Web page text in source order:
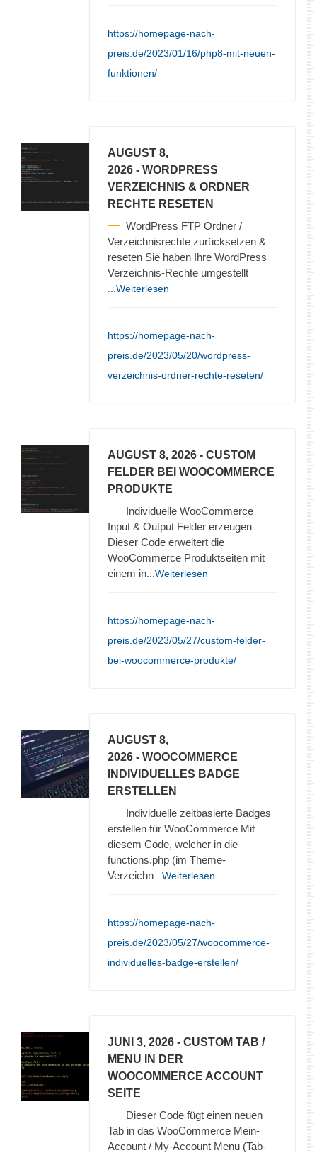
https://homepage-nach-
preis.de/2023/01/16/php8-mit-neuen-
funktionen/
AUGUST 8,
2026 - WORDPRESS
VERZEICHNIS & ORDNER
RECHTE RESETEN
WordPress FTP Ordner /
Verzeichnisrechte zurücksetzen &
reseten Sie haben Ihre WordPress
Verzeichnis-Rechte umgestellt
...Weiterlesen
https://homepage-nach-
preis.de/2023/05/20/wordpress-
verzeichnis-ordner-rechte-reseten/
AUGUST 8, 2026 - CUSTOM
FELDER BEI WOOCOMMERCE
PRODUKTE
Individuelle WooCommerce
Input & Output Felder erzeugen
Dieser Code erweitert die
WooCommerce Produktseiten mit
einem in ...Weiterlesen
https://homepage-nach-
preis.de/2023/05/27/custom-felder-
bei-woocommerce-produkte/
AUGUST 8,
2026 - WOOCOMMERCE
INDIVIDUELLES BADGE
ERSTELLEN
Individuelle zeitbasierte Badges
erstellen für WooCommerce Mit
diesem Code, welcher in die
functions.php (im Theme-
Verzeichn ...Weiterlesen
https://homepage-nach-
preis.de/2023/05/27/woocommerce-
individuelles-badge-erstellen/
JUNI 3, 2026 - CUSTOM TAB /
MENU IN DER
WOOCOMMERCE ACCOUNT
SEITE
Dieser Code fügt einen neuen
Tab in das WooCommerce Mein-
Account / My-Account Menu (Tab-